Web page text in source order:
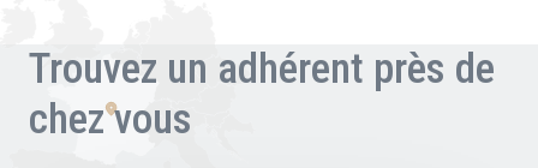
Trouvez un adhérent près de
chez vous